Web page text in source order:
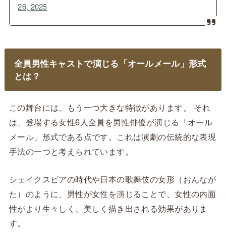
26, 2025
全員男性キャストで演じる「オールメール」形式
とは？
この舞台には、もう一つ大きな特徴があります。 それ
は、登場する女性6人全員を男性俳優が演じる「オール
メール」形式である点です。これは演劇の伝統的な表現
手法の一つと考えられています。
シェイクスピアの時代や日本の歌舞伎の女形（おんなが
た）のように、男性が女性を演じることで、女性の内面
性がより生々しく、美しく描き出される効果がありま
す。